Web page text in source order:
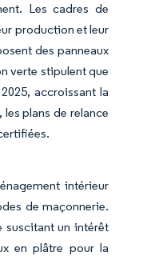
Les cadres de
production et leur
des panneaux
verte stipulent que
accroissant la
plans de relance
intérieur
de maçonnerie.
suscitant un intérêt
en plâtre pour la